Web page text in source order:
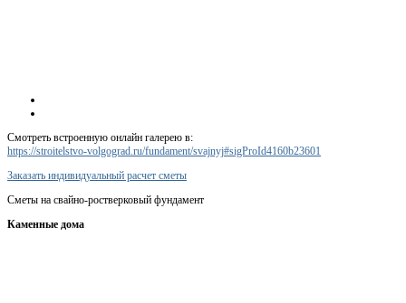
Смотреть встроенную онлайн галерею в:
https://stroitelstvo-volgograd.ru/fundament/svajnyj#sigProId4160b23601
Заказать индивидуальный расчет сметы
Сметы на свайно-ростверковый фундамент
Каменные дома